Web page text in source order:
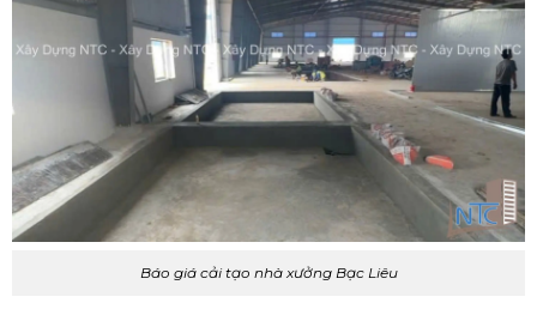
Báo giá cải tạo nhà xưởng Bạc Liêu